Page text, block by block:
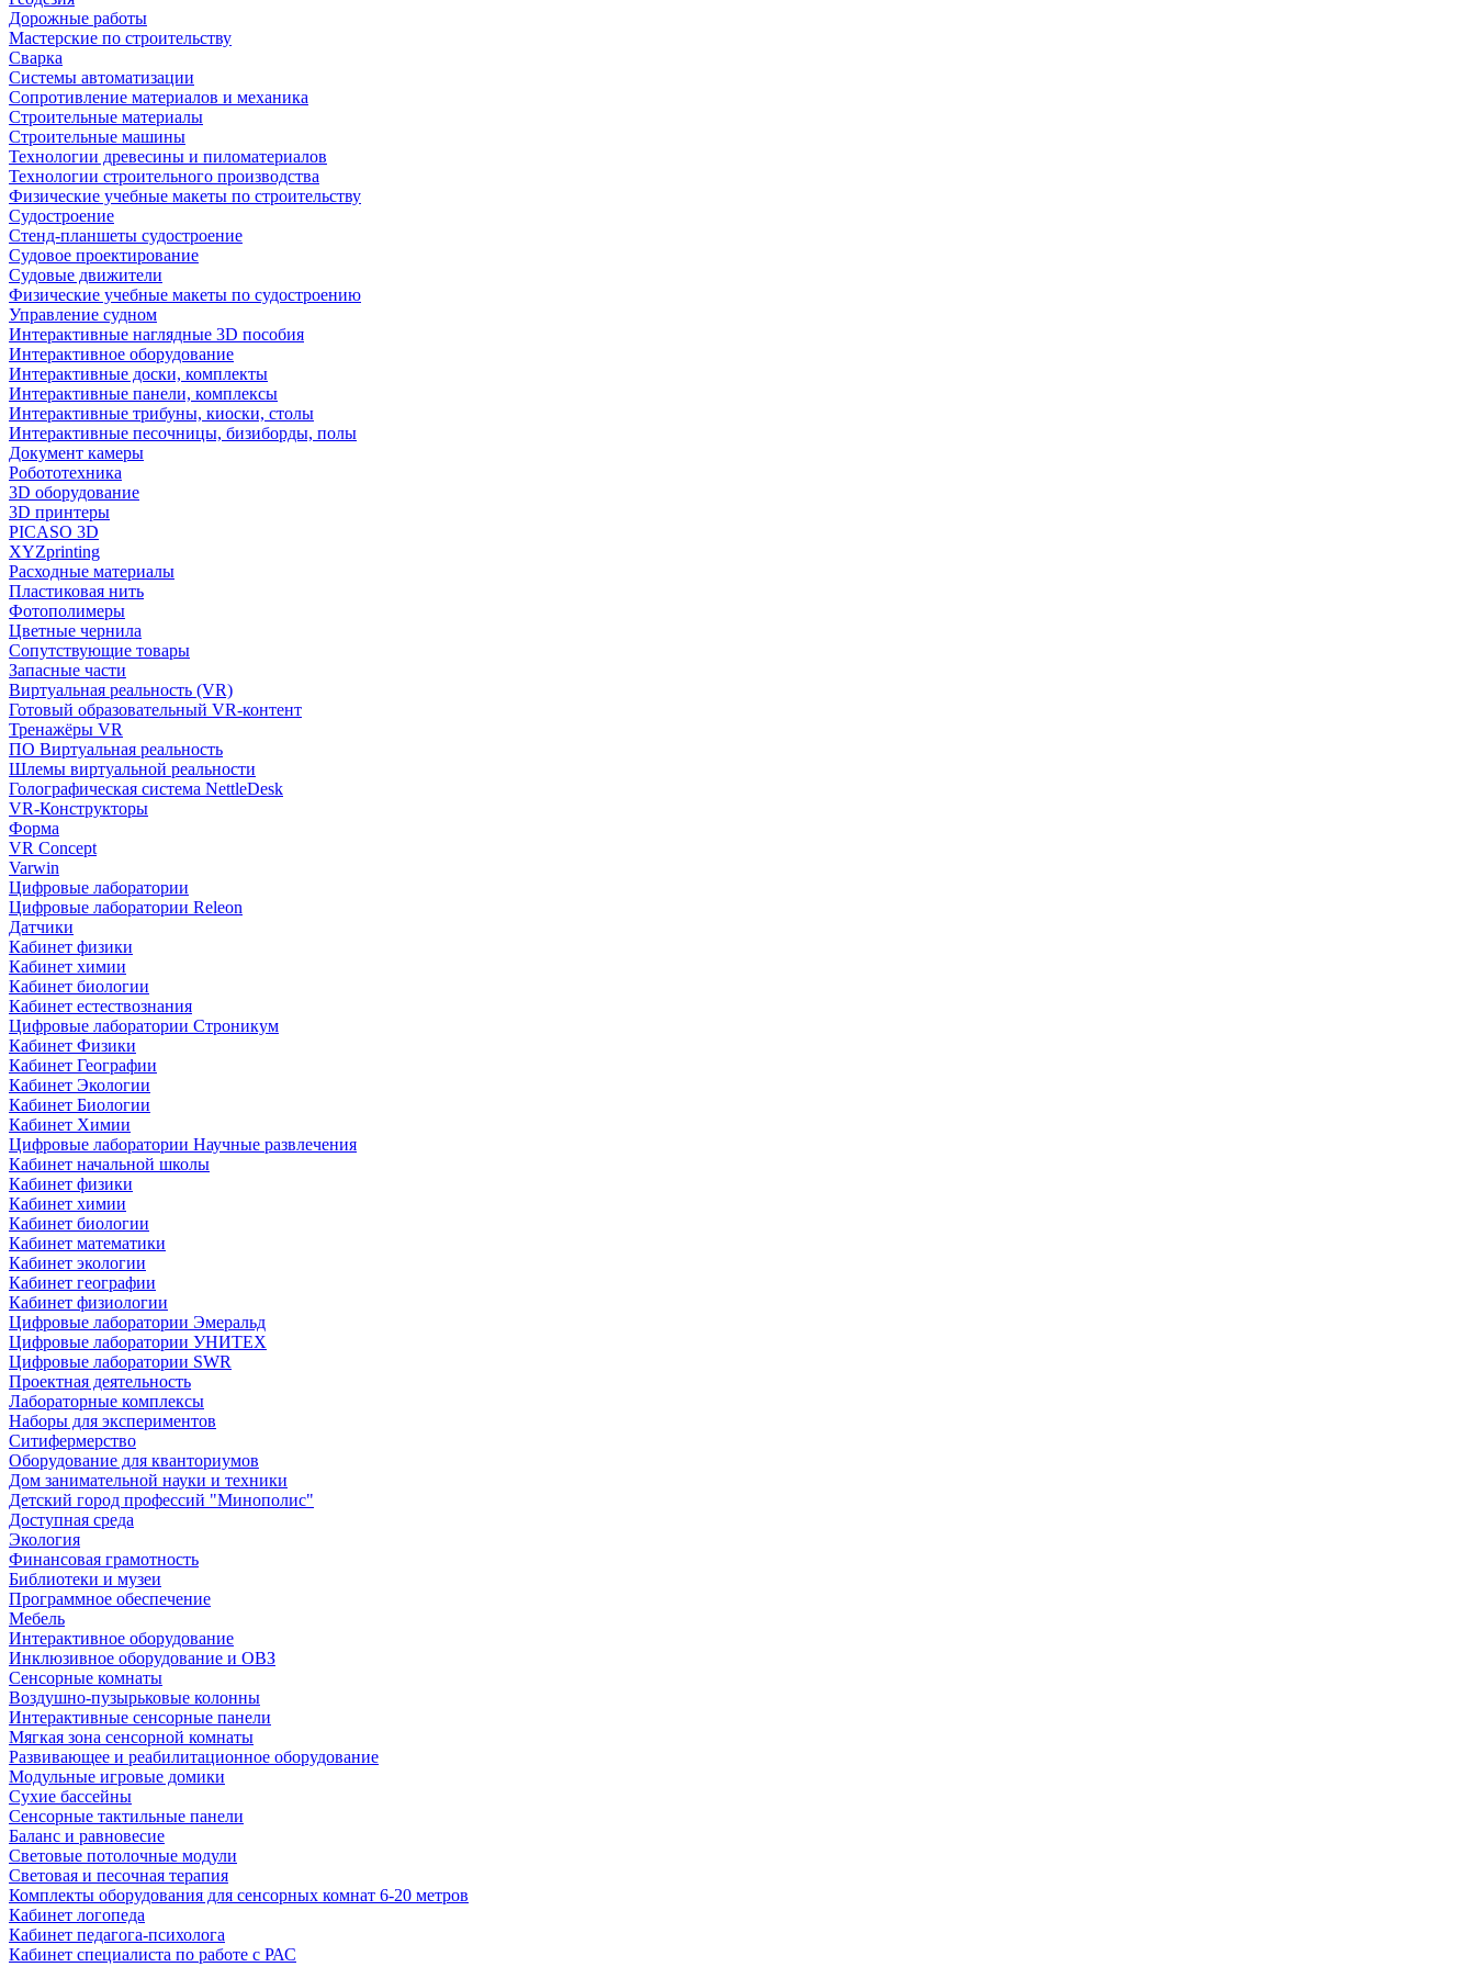
Дорожные работы
Мастерские по строительству
Сварка
Системы автоматизации
Сопротивление материалов и механика
Строительные материалы
Строительные машины
Технологии древесины и пиломатериалов
Технологии строительного производства
Физические учебные макеты по строительству
Судостроение
Стенд-планшеты судостроение
Судовое проектирование
Судовые движители
Физические учебные макеты по судостроению
Управление судном
Интерактивные наглядные 3D пособия
Интерактивное оборудование
Интерактивные доски, комплекты
Интерактивные панели, комплексы
Интерактивные трибуны, киоски, столы
Интерактивные песочницы, бизиборды, полы
Документ камеры
Робототехника
3D оборудование
3D принтеры
PICASO 3D
XYZprinting
Расходные материалы
Пластиковая нить
Фотополимеры
Цветные чернила
Сопутствующие товары
Запасные части
Виртуальная реальность (VR)
Готовый образовательный VR-контент
Тренажёры VR
ПО Виртуальная реальность
Шлемы виртуальной реальности
Голографическая система NettleDesk
VR-Конструкторы
Форма
VR Concept
Varwin
Цифровые лаборатории
Цифровые лаборатории Releon
Датчики
Кабинет физики
Кабинет химии
Кабинет биологии
Кабинет естествознания
Цифровые лаборатории Строникум
Кабинет Физики
Кабинет Географии
Кабинет Экологии
Кабинет Биологии
Кабинет Химии
Цифровые лаборатории Научные развлечения
Кабинет начальной школы
Кабинет физики
Кабинет химии
Кабинет биологии
Кабинет математики
Кабинет экологии
Кабинет географии
Кабинет физиологии
Цифровые лаборатории Эмеральд
Цифровые лаборатории УНИТЕХ
Цифровые лаборатории SWR
Проектная деятельность
Лабораторные комплексы
Наборы для экспериментов
Ситифермерство
Оборудование для кванториумов
Дом занимательной науки и техники
Детский город профессий "Минополис"
Доступная среда
Экология
Финансовая грамотность
Библиотеки и музеи
Программное обеспечение
Мебель
Интерактивное оборудование
Инклюзивное оборудование и ОВЗ
Cенсорные комнаты
Воздушно-пузырьковые колонны
Интерактивные сенсорные панели
Мягкая зона сенсорной комнаты
Развивающее и реабилитационное оборудование
Модульные игровые домики
Сухие бассейны
Сенсорные тактильные панели
Баланс и равновесие
Световые потолочные модули
Световая и песочная терапия
Комплекты оборудования для сенсорных комнат 6-20 метров
Кабинет логопеда
Кабинет педагога-психолога
Кабинет специалиста по работе с РАС